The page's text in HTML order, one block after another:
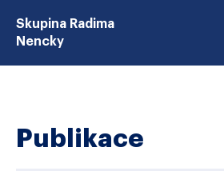
Skupina Radima
Nencky
Publikace